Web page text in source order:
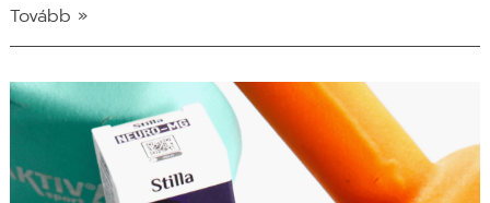
Tovább »
A
magnézium-
treonát